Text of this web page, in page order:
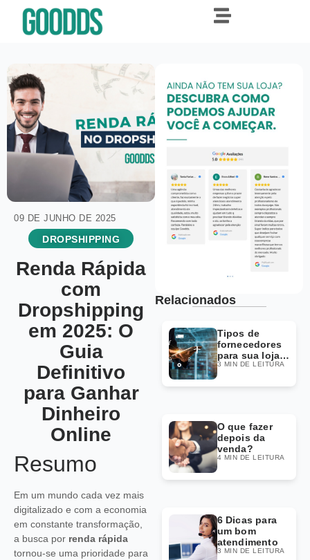
09 DE JUNHO DE 2025
DROPSHIPPING
Renda Rápida
com
Dropshipping
em 2025: O
Guia
Definitivo
para Ganhar
Dinheiro
Online
Resumo
Em um mundo cada vez mais
digitalizado e com a economia
em constante transformação,
a busca por renda rápida
tornou-se uma prioridade para
Relacionados
Tipos de
fornecedores
para sua loja
Dropshipping
3 MIN DE LEITURA
O que fazer
depois da
venda?
4 MIN DE LEITURA
6 Dicas para
um bom
atendimento
3 MIN DE LEITURA